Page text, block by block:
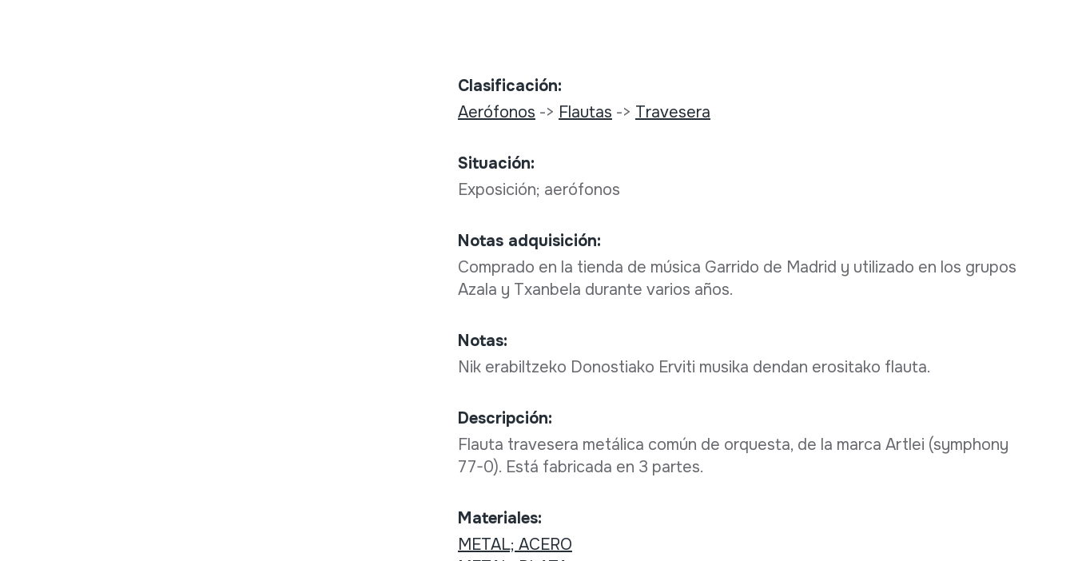
Clasificación:
Aerófonos -> Flautas -> Travesera
Situación:
Exposición; aerófonos
Notas adquisición:
Comprado en la tienda de música Garrido de Madrid y utilizado en los grupos
Azala y Txanbela durante varios años.
Notas:
Nik erabiltzeko Donostiako Erviti musika dendan erositako flauta.
Descripción:
Flauta travesera metálica común de orquesta, de la marca Artlei (symphony
77-0). Está fabricada en 3 partes.
Materiales:
METAL; ACERO